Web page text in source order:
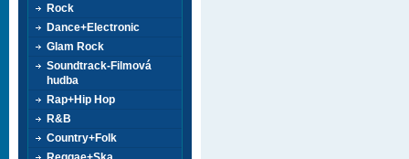
Rock
Dance+Electronic
Glam Rock
Soundtrack-Filmová
hudba
Rap+Hip Hop
R&B
Country+Folk